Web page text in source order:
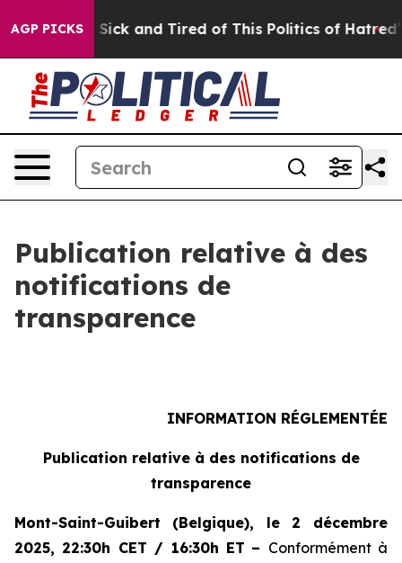
AGP PICKS
Are Sick and Tired of This Politics of Hatred” The
Publication relative à des
notifications de
transparence
INFORMATION RÉGLEMENTÉE
Publication relative à des notifications de
transparence
Mont-Saint-Guibert (Belgique), le 2 décembre
2025, 22:30h CET / 16:30h ET – Conformément à